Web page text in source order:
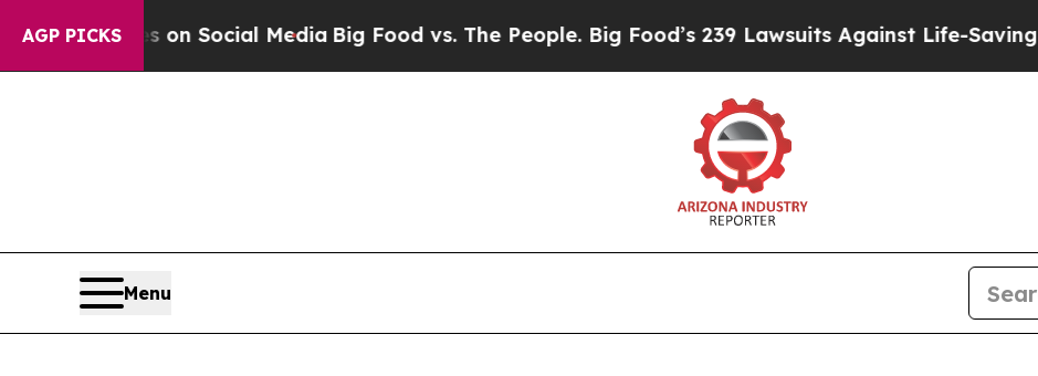
AGP PICKSon Social MediaBig Food vs. The People. Big Food’s 239 Lawsuits Against Life-Saving Policies
Menu